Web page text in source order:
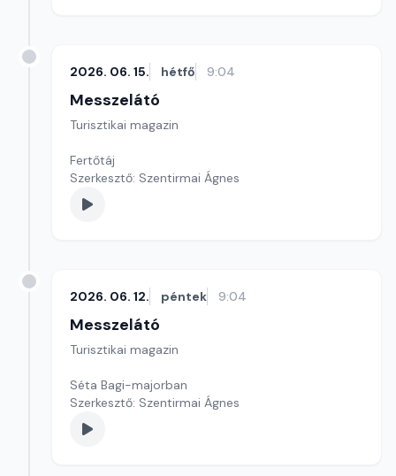
2026. 06. 15. hétfő 9:04
Messzelátó
Turisztikai magazin
Fertőtáj
Szerkesztő: Szentirmai Ágnes
2026. 06. 12. péntek 9:04
Messzelátó
Turisztikai magazin
Séta Bagi-majorban
Szerkesztő: Szentirmai Ágnes